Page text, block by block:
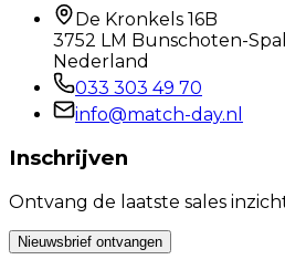
De Kronkels 16B
3752 LM Bunschoten-
Nederland
033 303 49 70
info@match-day.nl
Inschrijven
Ontvang de laatste sales
Nieuwsbrief ontvangen